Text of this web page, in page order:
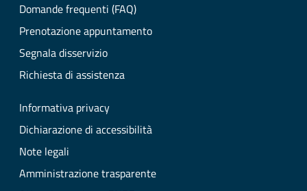
Domande frequenti (FAQ)
Prenotazione appuntamento
Segnala disservizio
Richiesta di assistenza
Informativa privacy
Dichiarazione di accessibilità
Note legali
Amministrazione trasparente